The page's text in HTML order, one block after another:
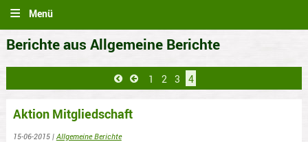
Menü
Berichte aus Allgemeine Berichte
Erste
Seite

Vorherige
Seite
 Seite
1 Seite
2 Seite
3
Aktuelle
Seite
4
Aktion Mitgliedschaft
15-06-2015| Allgemeine Berichte